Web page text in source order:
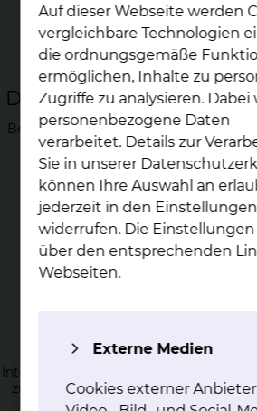
Dia­gnos­tik und
Bei der COPD sind die unteren
und die noch kleineren
mehr
in­ter­sti­ti­el­len
Interstitielle Lungenerkrankungen (ILD)
zu einer Entzündung im
den Lungenbläschen
Auf dieser Webseite werden
vergleichbare Technologien
die ordnungsgemäße
ermöglichen, Inhalte zu
Zugriffe zu analysieren. Dabei
personenbezogene Daten
verarbeitet. Details zur
Sie in unserer
können Ihre Auswahl an
jederzeit in den
widerrufen. Die Einstellungen
über den entsprechenden
Webseiten.
Externe Medien
Cookies externer